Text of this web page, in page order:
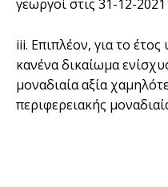
γεωργοί στις 31-12-2021
iii. Επιπλέον, για το
κανένα δικαίωμα
μοναδιαία αξία
περιφερειακής